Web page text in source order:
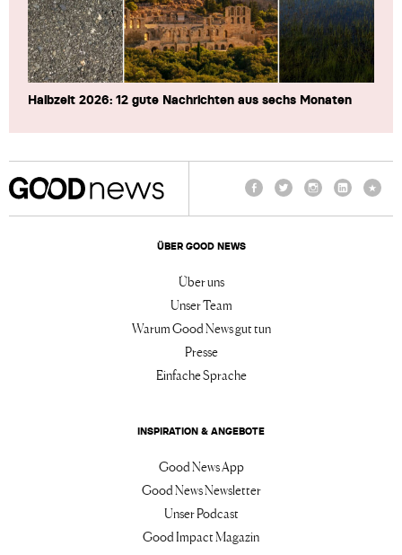
Halbzeit 2026: 12 gute Nachrichten aus sechs Monaten
ÜBER GOOD NEWS
Über uns
Unser Team
Warum Good News gut tun
Presse
Einfache Sprache
INSPIRATION & ANGEBOTE
Good News App
Good News Newsletter
Unser Podcast
Good Impact Magazin